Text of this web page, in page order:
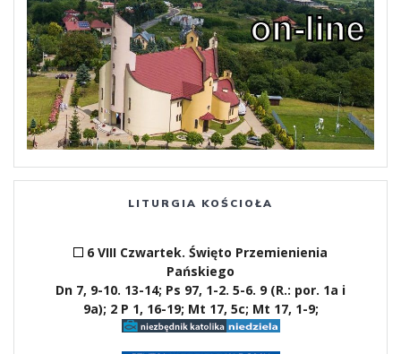
LITURGIA KOŚCIOŁA
6 VIII Czwartek. Święto Przemienienia
Pańskiego
Dn 7, 9-10. 13-14; Ps 97, 1-2. 5-6. 9 (R.: por. 1a i
9a); 2 P 1, 16-19; Mt 17, 5c; Mt 17, 1-9;